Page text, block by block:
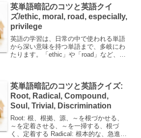
「automob...
英単語暗記のコツと英語クイ
ズ/ethic, moral, road, especially,
privilege
英語の学習は、日常の中で使われる単語
から深い意味を持つ単語まで、多岐にわ
たります。「ethic」や「road」など、今
す。エ...
英単語暗記のコツと英語クイズ:
Root, Radical, Compound,
Soul, Trivial, Discrimination
Root: 根、根拠、源、～を根づかせる、
～を定着させる、～を一掃する、根づ
く、定着する Radical: 根本的な、急進的